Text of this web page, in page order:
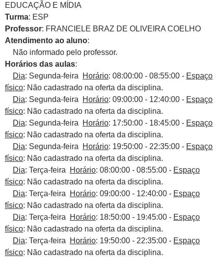
EDUCAÇÃO E MÍDIA
Turma: ESP
Professor: FRANCIELE BRAZ DE OLIVEIRA COELHO
Atendimento ao aluno:
Não informado pelo professor.
Horários das aulas:
Dia: Segunda-feira Horário: 08:00:00 - 08:55:00 - Espaço
físico: Não cadastrado na oferta da disciplina.
Dia: Segunda-feira Horário: 09:00:00 - 12:40:00 - Espaço
físico: Não cadastrado na oferta da disciplina.
Dia: Segunda-feira Horário: 17:50:00 - 18:45:00 - Espaço
físico: Não cadastrado na oferta da disciplina.
Dia: Segunda-feira Horário: 19:50:00 - 22:35:00 - Espaço
físico: Não cadastrado na oferta da disciplina.
Dia: Terça-feira Horário: 08:00:00 - 08:55:00 - Espaço
físico: Não cadastrado na oferta da disciplina.
Dia: Terça-feira Horário: 09:00:00 - 12:40:00 - Espaço
físico: Não cadastrado na oferta da disciplina.
Dia: Terça-feira Horário: 18:50:00 - 19:45:00 - Espaço
físico: Não cadastrado na oferta da disciplina.
Dia: Terça-feira Horário: 19:50:00 - 22:35:00 - Espaço
físico: Não cadastrado na oferta da disciplina.